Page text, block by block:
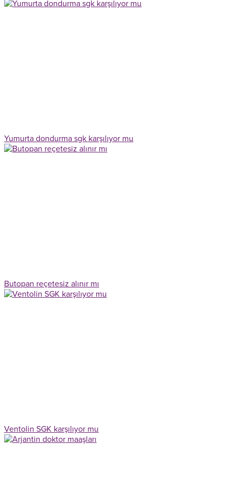
Yumurta dondurma sgk karşılıyor mu
Butopan reçetesiz alınır mı
Ventolin SGK karşılıyor mu